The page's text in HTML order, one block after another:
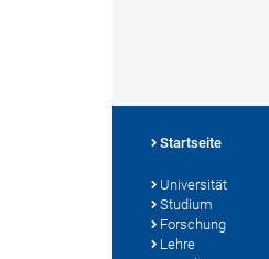
Startseite
Universität
Studium
Forschung
Lehre